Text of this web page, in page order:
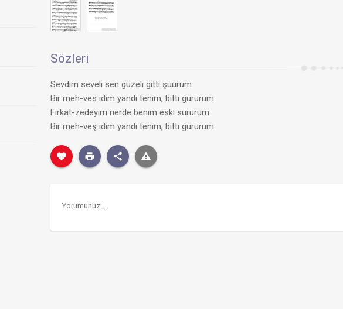
Sözleri
Sevdim seveli sen güzeli gitti şuürum
Bir meh-ves idim yandı tenim, bitti gururum
Firkat-zedeyim nerde benim eski sürürüm
Bir meh-veş idim yandı tenim, bitti gururum